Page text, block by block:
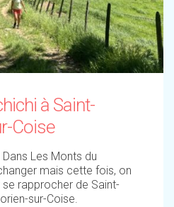
à Saint-
Coise
Dans Les Monts du
mais cette fois, on
se rapprocher de Saint-
sur-Coise.